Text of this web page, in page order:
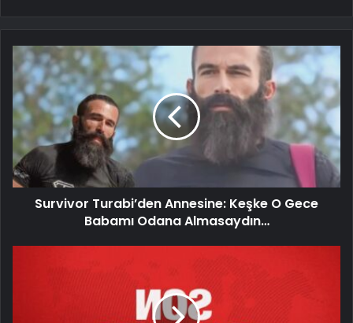
Survivor Turabi’den Annesine: Keşke O Gece
Babamı Odana Almasaydın…